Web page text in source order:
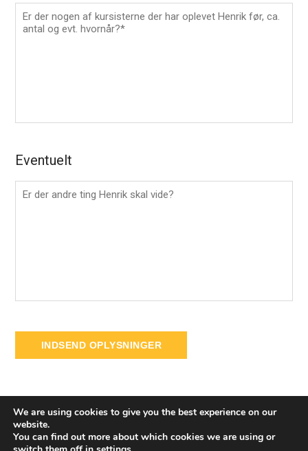
Eventuelt
We are using cookies to give you the best experience on our
website.
You can find out more about which cookies we are using or